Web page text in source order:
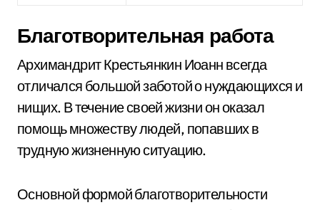
Благотворительная работа
Архимандрит Крестьянкин Иоанн всегда
отличался большой заботой о нуждающихся и
нищих. В течение своей жизни он оказал
помощь множеству людей, попавших в
трудную жизненную ситуацию.
Основной формой благотворительности